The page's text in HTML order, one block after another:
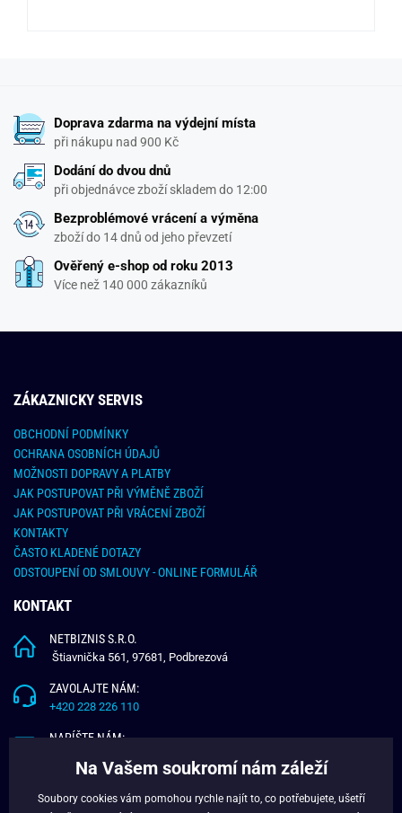
Doprava zdarma na výdejní místa
při nákupu nad 900 Kč
Dodání do dvou dnů
při objednávce zboží skladem do 12:00
Bezproblémové vrácení a výměna
zboží do 14 dnů od jeho převzetí
Ověřený e-shop od roku 2013
Více než 140 000 zákazníků
ZÁKAZNICKY SERVIS
OBCHODNÍ PODMÍNKY
OCHRANA OSOBNÍCH ÚDAJŮ
MOŽNOSTI DOPRAVY A PLATBY
JAK POSTUPOVAT PŘI VÝMĚNĚ ZBOŽÍ
JAK POSTUPOVAT PŘI VRÁCENÍ ZBOŽÍ
KONTAKTY
ČASTO KLADENÉ DOTAZY
ODSTOUPENÍ OD SMLOUVY - ONLINE FORMULÁŘ
KONTAKT
NETBIZNIS S.R.O.
Štiavnička 561, 97681, Podbrezová
ZAVOLAJTE NÁM:
+420 228 226 110
NAPÍŠTE NÁM:
Na Vašem soukromí nám záleží
Soubory cookies vám pomohou rychle najít to, co potřebujete, ušetří